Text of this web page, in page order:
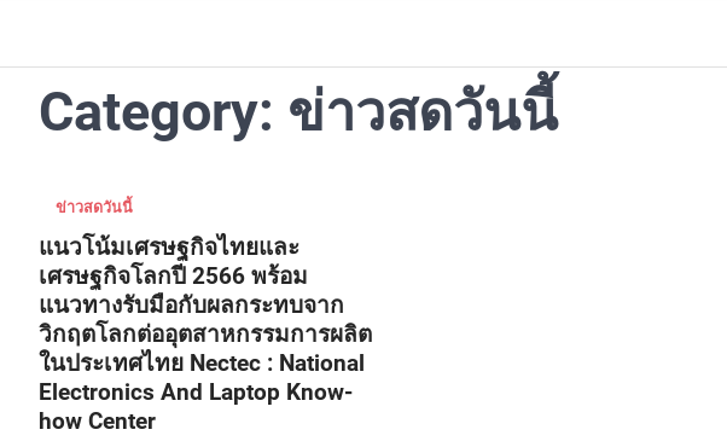
Category: ข่าวสดวันนี้
ข่าวสดวันนี้
แนวโน้มเศรษฐกิจไทยและ
เศรษฐกิจโลกปี 2566 พร้อม
แนวทางรับมือกับผลกระทบจาก
วิกฤตโลกต่ออุตสาหกรรมการผลิต
ในประเทศไทย Nectec : National
Electronics And Laptop Know-
how Center